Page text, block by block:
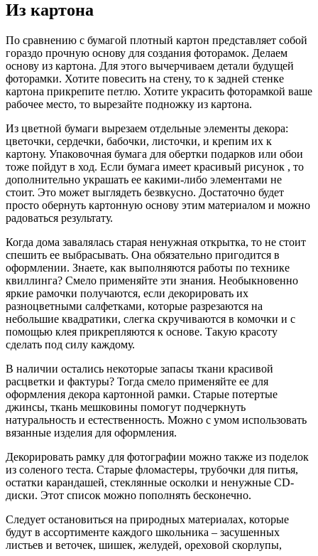
Из картона
По сравнению с бумагой плотный картон представляет собой
гораздо прочную основу для создания фоторамок. Делаем
основу из картона. Для этого вычерчиваем детали будущей
фоторамки. Хотите повесить на стену, то к задней стенке
картона прикрепите петлю. Хотите украсить фоторамкой ваше
рабочее место, то вырезайте подножку из картона.
Из цветной бумаги вырезаем отдельные элементы декора:
цветочки, сердечки, бабочки, листочки, и крепим их к
картону. Упаковочная бумага для обертки подарков или обои
тоже пойдут в ход. Если бумага имеет красивый рисунок , то
дополнительно украшать ее какими-либо элементами не
стоит. Это может выглядеть безвкусно. Достаточно будет
просто обернуть картонную основу этим материалом и можно
радоваться результату.
Когда дома завалялась старая ненужная открытка, то не стоит
спешить ее выбрасывать. Она обязательно пригодится в
оформлении. Знаете, как выполняются работы по технике
квиллинга? Смело применяйте эти знания. Необыкновенно
яркие рамочки получаются, если декорировать их
разноцветными салфетками, которые разрезаются на
небольшие квадратики, слегка скручиваются в комочки и с
помощью клея прикрепляются к основе. Такую красоту
сделать под силу каждому.
В наличии остались некоторые запасы ткани красивой
расцветки и фактуры? Тогда смело применяйте ее для
оформления декора картонной рамки. Старые потертые
джинсы, ткань мешковины помогут подчеркнуть
натуральность и естественность. Можно с умом использовать
вязанные изделия для оформления.
Декорировать рамку для фотографии можно также из поделок
из соленого теста. Старые фломастеры, трубочки для питья,
остатки карандашей, стеклянные осколки и ненужные CD-
диски. Этот список можно пополнять бесконечно.
Следует остановиться на природных материалах, которые
будут в ассортименте каждого школьника – засушенных
листьев и веточек, шишек, желудей, ореховой скорлупы,